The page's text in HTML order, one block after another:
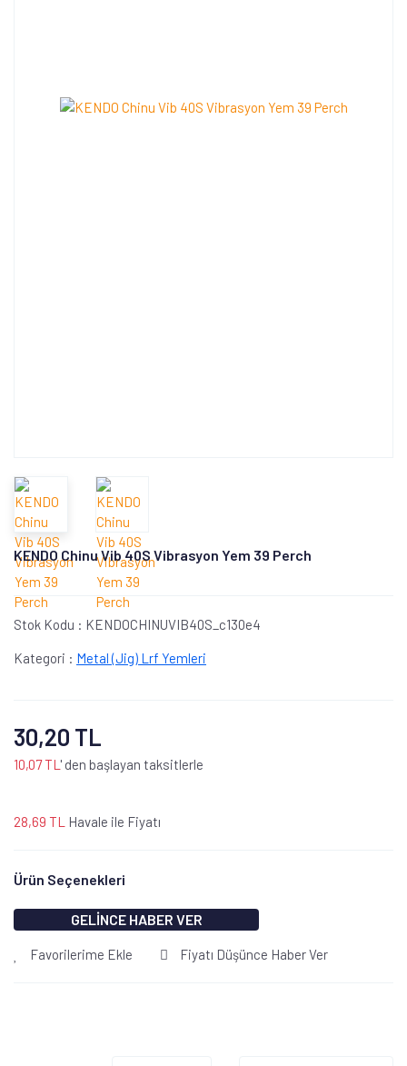
KENDO Chinu Vib 40S Vibrasyon Yem 39 Perch
Stok Kodu : KENDOCHINUVIB40S_c130e4
Kategori : Metal (Jig) Lrf Yemleri
30,20 TL
10,07 TL ' den başlayan taksitlerle
28,69 TL Havale ile Fiyatı
Ürün Seçenekleri
GELİNCE HABER VER
Favorilerime Ekle Fiyatı Düşünce Haber Ver